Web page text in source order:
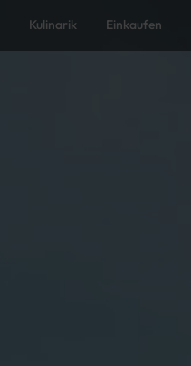
Kulinarik Einkaufen